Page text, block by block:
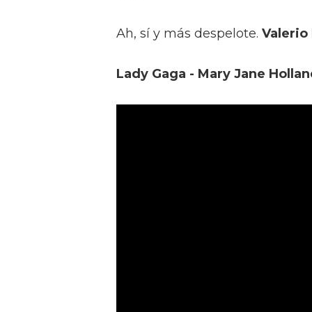
Ah, sí y más despelote. Valerio
Lady Gaga - Mary Jane